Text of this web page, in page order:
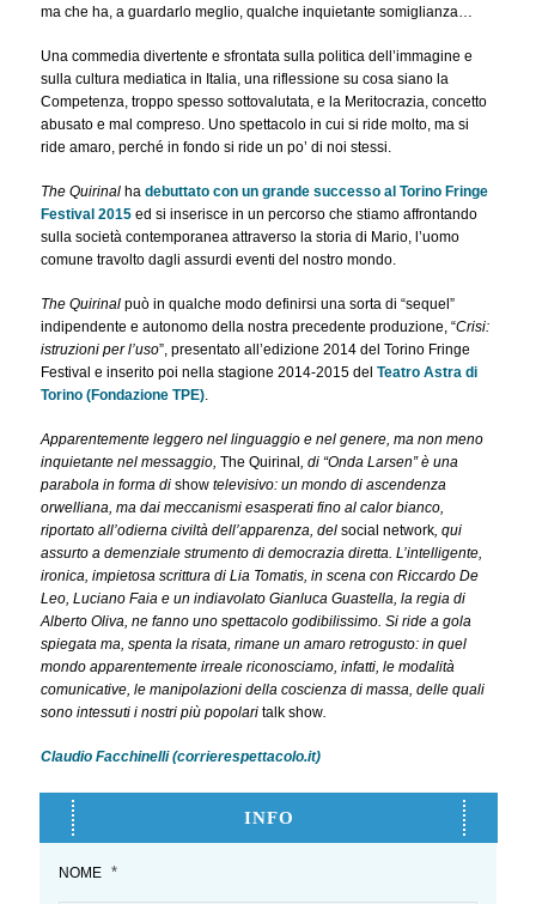
ma che ha, a guardarlo meglio, qualche inquietante somiglianza…
Una commedia divertente e sfrontata sulla politica dell’immagine e
sulla cultura mediatica in Italia, una riflessione su cosa siano la
Competenza, troppo spesso sottovalutata, e la Meritocrazia, concetto
abusato e mal compreso. Uno spettacolo in cui si ride molto, ma si
ride amaro, perché in fondo si ride un po’ di noi stessi.
The Quirinalha debuttato con un grande successo al Torino Fringe
Festival 2015ed si inserisce in un percorso che stiamo affrontando
sulla società contemporanea attraverso la storia di Mario, l’uomo
comune travolto dagli assurdi eventi del nostro mondo.
The Quirinalpuò in qualche modo definirsi una sorta di “sequel”
indipendente e autonomo della nostra precedente produzione, “Crisi:
istruzioni per l’uso”, presentato all’edizione 2014 del Torino Fringe
Festival e inserito poi nella stagione 2014-2015 del Teatro Astra di
Torino (Fondazione TPE).
Apparentemente leggero nel linguaggio e nel genere, ma non meno
inquietante nel messaggio, The Quirinal , di “Onda Larsen” è una
parabola in forma di showtelevisivo: un mondo di ascendenza
orwelliana, ma dai meccanismi esasperati fino al calor bianco,
riportato all’odierna civiltà dell’apparenza, del social network, qui
assurto a demenziale strumento di democrazia diretta. L’intelligente,
ironica, impietosa scrittura di Lia Tomatis, in scena con Riccardo De
Leo, Luciano Faia e un indiavolato Gianluca Guastella, la regia di
Alberto Oliva, ne fanno uno spettacolo godibilissimo. Si ride a gola
spiegata ma, spenta la risata, rimane un amaro retrogusto: in quel
mondo apparentemente irreale riconosciamo, infatti, le modalità
comunicative, le manipolazioni della coscienza di massa, delle quali
sono intessuti i nostri più popolari talk show.
Claudio Facchinelli (corrierespettacolo.it)
INFO
NOME *